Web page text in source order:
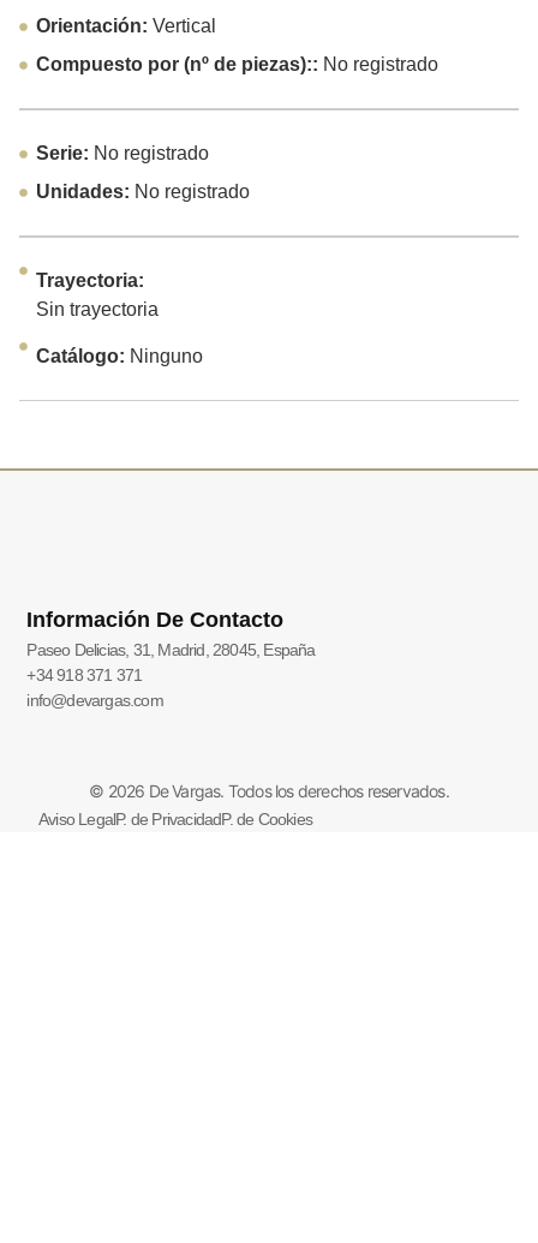
Orientación: Vertical
Compuesto por (nº de piezas):: No registrado
Serie: No registrado
Unidades: No registrado
Trayectoria:
Sin trayectoria
Catálogo: Ninguno
Información De Contacto
Paseo Delicias, 31, Madrid, 28045, España
+34 918 371 371
info@devargas.com
© 2026 De Vargas. Todos los derechos reservados.
Aviso LegalP. de PrivacidadP. de Cookies